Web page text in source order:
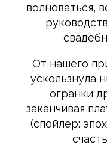
волноваться,
От нашего
ускользнула
огранки
заканчивая
(спойлер: